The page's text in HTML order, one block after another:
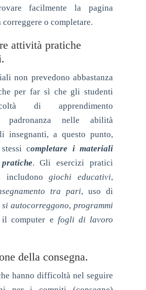
facilmente la pagina
correggere o completare.
attività pratiche
non prevedono abbastanza
per far sì che gli studenti
di apprendimento
padronanza nelle abilità
insegnanti, a questo punto,
completare i materiali
. Gli esercizi pratici
includonogiochi educativi,
tra pari, uso di
autocorreggono,programmi
computer e fogli di lavoro
della consegna.
hanno difficoltà nel seguire